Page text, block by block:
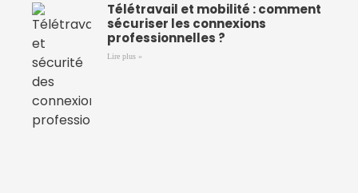
Télétravail et mobilité : comment
sécuriser les connexions
professionnelles ?
Lire plus »